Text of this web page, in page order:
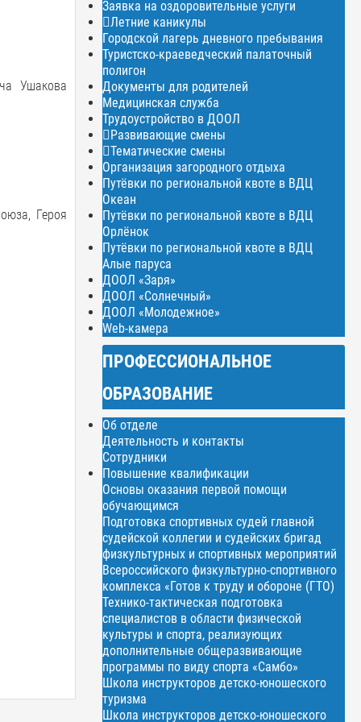
Ушакова
Героя
Заявка на оздоровительные услуги
Летние каникулы
Городской лагерь дневного пребывания
Туристско-краеведческий палаточный
полигон
Документы для родителей
Медицинская служба
Трудоустройство в ДООЛ
Развивающие смены
Тематические смены
Организация загородного отдыха
Путёвки по региональной квоте в ВДЦ
Океан
Путёвки по региональной квоте в ВДЦ
Орлёнок
Путёвки по региональной квоте в ВДЦ
Алые паруса
ДООЛ «Заря»
ДООЛ «Солнечный»
ДООЛ «Молодежное»
Web-камера
ПРОФЕССИОНАЛЬНОЕ
ОБРАЗОВАНИЕ
Об отделе
Деятельность и контакты
Сотрудники
Повышение квалификации
Основы оказания первой помощи
обучающимся
Подготовка спортивных судей главной
судейской коллегии и судейских бригад
физкультурных и спортивных мероприятий
Всероссийского физкультурно-спортивного
комплекса «Готов к труду и обороне (ГТО)
Технико-тактическая подготовка
специалистов в области физической
культуры и спорта, реализующих
дополнительные общеразвивающие
программы по виду спорта «Самбо»
Школа инструкторов детско-юношеского
туризма
Школа инструкторов детско-юношеского